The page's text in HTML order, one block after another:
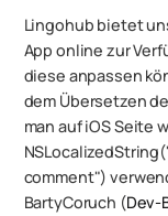
Lingohub bietet
App online zur
diese anpassen
dem Übersetzen
man auf iOS Seite
comment")
BartyCoruch (Dev-